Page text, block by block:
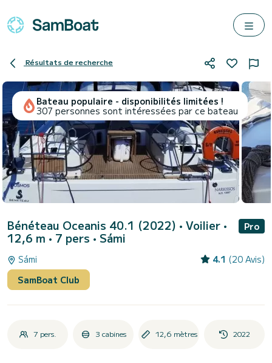
Résultats de recherche
Bateau populaire - disponibilités limitées !
307 personnes sont intéressées par ce bateau
Bénéteau Oceanis 40.1 (2022) • Voilier •
12,6 m • 7 pers • Sámi
Pro
Sámi 4.1 (20 Avis)
SamBoat Club
7 pers. 3 cabines 12,6 mètres 2022